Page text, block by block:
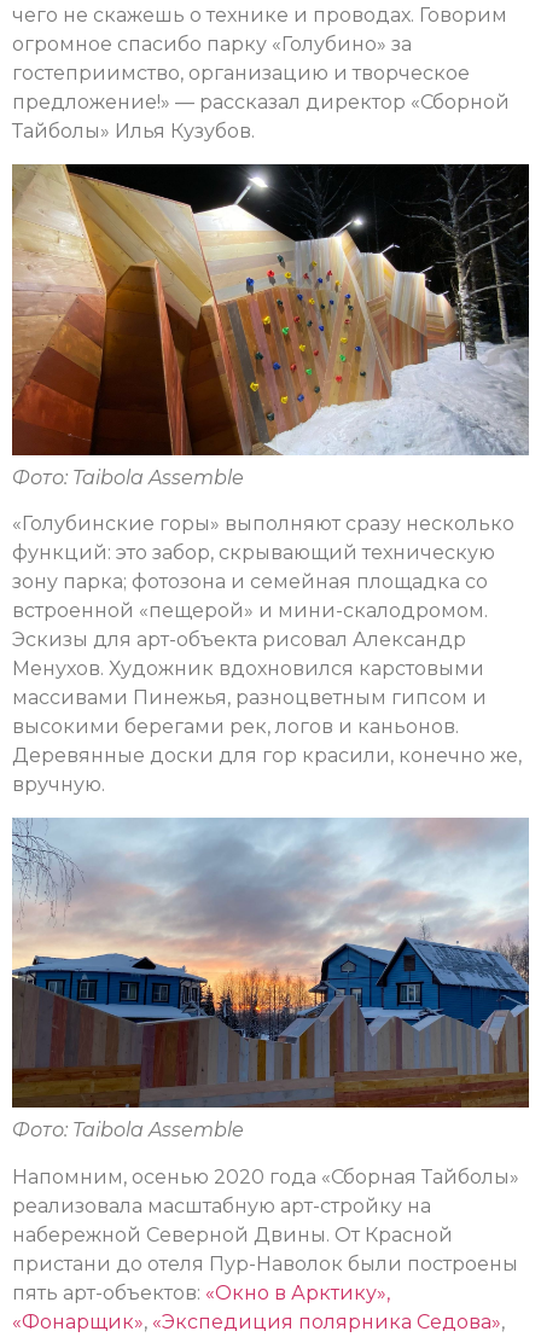
чего не скажешь о технике и проводах. Говорим
огромное спасибо парку «Голубино» за
гостеприимство, организацию и творческое
предложение!» — рассказал директор «Сборной
Тайболы» Илья Кузубов.
Фото: Taibola Assemble
«Голубинские горы» выполняют сразу несколько
функций: это забор, скрывающий техническую
зону парка; фотозона и семейная площадка со
встроенной «пещерой» и мини-скалодромом.
Эскизы для арт-объекта рисовал Александр
Менухов. Художник вдохновился карстовыми
массивами Пинежья, разноцветным гипсом и
высокими берегами рек, логов и каньонов.
Деревянные доски для гор красили, конечно же,
вручную.
Фото: Taibola Assemble
Напомним, осенью 2020 года «Сборная Тайболы»
реализовала масштабную арт-стройку на
набережной Северной Двины. От Красной
пристани до отеля Пур-Наволок были построены
пять арт-объектов: «Окно в Арктику»,
«Фонарщик», «Экспедиция полярника Седова»,